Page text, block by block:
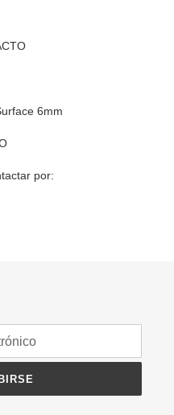
6mm
por: